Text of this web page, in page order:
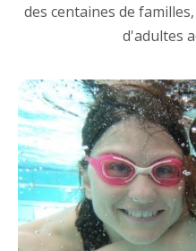
des centaines de
d'adultes